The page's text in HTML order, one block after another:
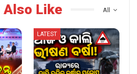
All
Like
LATEST